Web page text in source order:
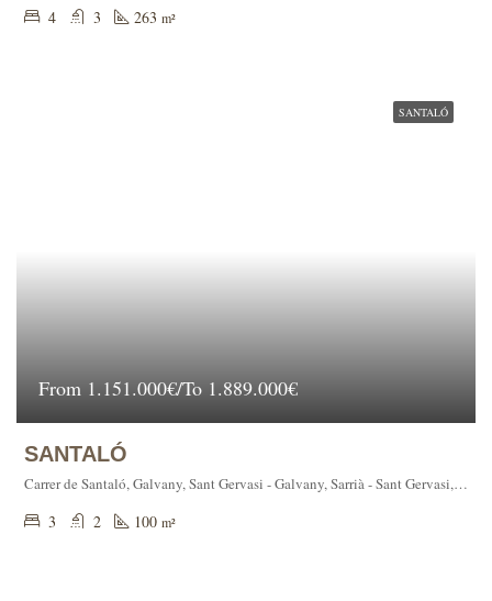
4 3 263 m²
SANTALÓ
From 1.151.000€/To 1.889.000€
SANTALÓ
Carrer de Santaló, Galvany, Sant Gervasi - Galvany, Sarrià - Sant Gervasi, Barcelona, Barcelonès, Barcelona, Catalunya, 08001, España
3 2 100 m²